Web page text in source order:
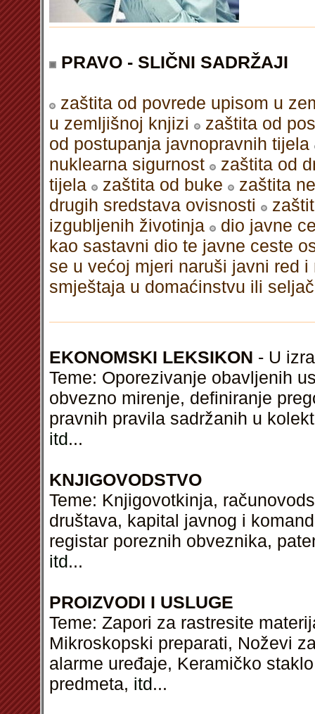
PRAVO - SLIČNI SADRŽAJI
zaštita od povrede upisom u
u zemljišnoj knjizi
zaštita od
od postupanja javnopravnih tijela
nuklearna sigurnost
zaštita od
tijela
zaštita od buke
zaštita
drugih sredstava ovisnosti
izgubljenih životinja
dio javne
kao sastavni dio te javne ceste
se u većoj mjeri naruši javni red i
smještaja u domaćinstvu ili
EKONOMSKI LEKSIKON - U
Teme: Oporezivanje obavljenih
obvezno mirenje, definiranje
pravnih pravila sadržanih u
itd...
KNJIGOVODSTVO
Teme: Knjigovotkinja,
društava, kapital javnog i
registar poreznih obveznika,
itd...
PROIZVODI I USLUGE
Teme: Zapori za rastresite
Mikroskopski preparati, Noževi
alarme uređaje, Keramičko
predmeta, itd...